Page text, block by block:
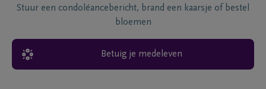
Stuur een condoléancebericht, brand een kaarsje of bestel
bloemen
Betuig je medeleven